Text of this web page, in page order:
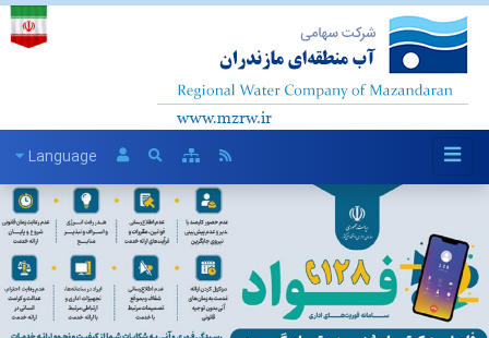
Language